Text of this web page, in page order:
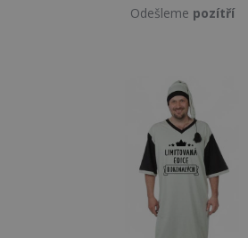
Odešleme pozítří